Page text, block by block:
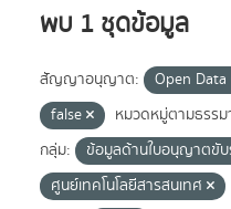
พบ 1 ชุดข้อมูล
สัญญาอนุญาต: Open Data
false
หมวดหมู่ตามธรร
กลุ่ม:
ข้อมูลด้านใบอนุญาตขับ
ศูนย์เทคโนโลยีสารสนเทศ